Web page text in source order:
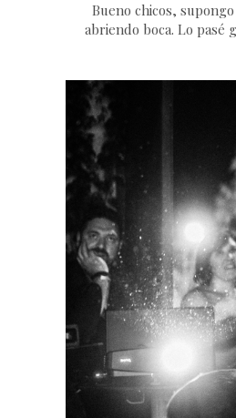
Bueno chicos,
abriendo boca. Lo pasé